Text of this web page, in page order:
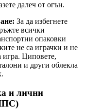
далеч от огън.
За да избегнете
всички
опаковки
не са играчки и не
игра. Циповете,
и други облекла
и лични